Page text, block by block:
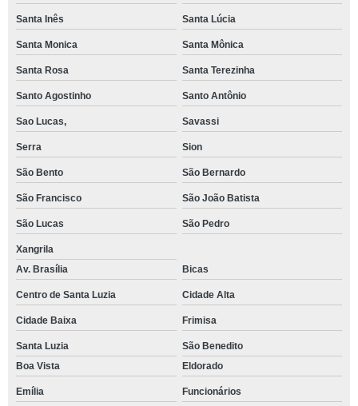
Santa Inês Santa Lúcia
Santa Monica Santa Mônica
Santa Rosa Santa Terezinha
Santo Agostinho Santo Antônio
Sao Lucas, Savassi
Serra Sion
São Bento São Bernardo
São Francisco São João Batista
São Lucas São Pedro
Xangrila
Av. Brasília
Bicas
Centro de Santa Luzia Cidade Alta
Cidade Baixa Frimisa
Santa Luzia
São Benedito
Boa Vista
Eldorado
Emília Funcionários